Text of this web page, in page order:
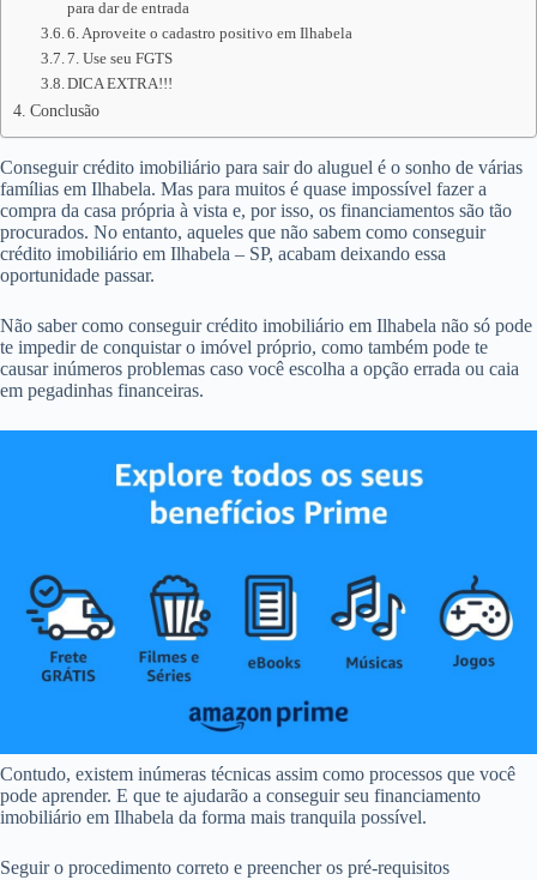
para dar de entrada
6. Aproveite o cadastro positivo em Ilhabela
7. Use seu FGTS
DICA EXTRA!!!
Conclusão
Conseguir crédito imobiliário para sair do aluguel é o sonho de várias
famílias em Ilhabela. Mas para muitos é quase impossível fazer a
compra da casa própria à vista e, por isso, os financiamentos são tão
procurados. No entanto, aqueles que não sabem como conseguir
crédito imobiliário em Ilhabela – SP, acabam deixando essa
oportunidade passar.
Não saber como conseguir crédito imobiliário em Ilhabela não só pode
te impedir de conquistar o imóvel próprio, como também pode te
causar inúmeros problemas caso você escolha a opção errada ou caia
em pegadinhas financeiras.
Contudo, existem inúmeras técnicas assim como processos que você
pode aprender. E que te ajudarão a conseguir seu financiamento
imobiliário em Ilhabela da forma mais tranquila possível.
Seguir o procedimento correto e preencher os pré-requisitos